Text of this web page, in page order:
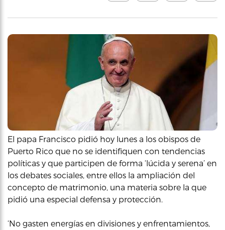
El papa Francisco pidió hoy lunes a los obispos de
Puerto Rico que no se identifiquen con tendencias
políticas y que participen de forma ‘lúcida y serena’ en
los debates sociales, entre ellos la ampliación del
concepto de matrimonio, una materia sobre la que
pidió una especial defensa y protección.
‘No gasten energías en divisiones y enfrentamientos,